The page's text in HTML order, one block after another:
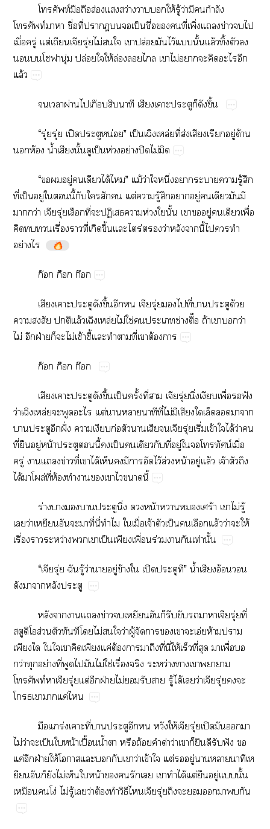
ท์​​​ส่​​ว่​​​ให้​ู้​ว่​​​ำ​
ท์​​​ื่​ี่​​​​ป็​ื่​​​ี่​ิ่​​ข่​​​
ื่​ู่​ต่ุ่​ไม่​​​​ปล่​​ไว้​​ั้​ล้​ิ้​​​
​​ุ่​ปล่​​ให้​ล่​​​​ไม่​​​​​​
ล้
​​ผ่​​​​​​​​​​ึ้
“​ุ่​ุ่​ปิ​​น่”​ป็ล่ี่​ส่​​​ู่​ด้​
​ห้​น้ำ​​ั้​​ป็​ห่​ย่​ปิ​ไม่​
“​​​ู่​​​ได้​”​ม้​ว่​​ึ่​​​​ู้​​
ี่​ป็​ู่​​​ี้​​​​​ต่​​ู้​​​ู่​​​​​
​ว่​ุ่​​ี่​​ป​​ห่​​ั้​​​ู่​​​ื่​
​​​ื่​​ี่​​ึ้​​ร่​ว่​​​ี้​​​​
ย่​
ก๊​ก๊​ก๊
​​​​ึ้​​​ุ่​​​ี่​​​ด้​
​​​ล้ล่ไม่​ใช่​​​ช่ื๊​ถ้​​​ว่​
ไม่​​ฝ่​​​ไม่​ซ้ี้​​​​ี่​​ต้​
ก๊​ก๊​ก๊
​​​​ึ้​ป็​ั้​ี่​​ุ่​ิ่​​ื่​​ฟั​
ว่ล่​​​ต่​​​​ี่​ไม่​​​​​​​​
​​​ฝั่​​​ก่​​​​ุ่​ิ่​ข้​​ได้​ว่​​
ี่​​ู่​น้​​​ี้​​ป็​​​​ี่​ู่​​​​น์​ื่​
ู่​​​ข่​ี่​​ได้​​​​​​ไว้​ล่​น้​ู่​ล้​จ้​​​
ได้​​ล่​ี่​ห้​​​​​​​ี้
ร่​​​​​ิ่​​น้​​​ร้​​ไม่​ู้​
​ว่​​​​​ี่​ี่​​​ื่​จ้​​ป็​​​ล้​ว่​​ให้​
ื่​​ว่​​​ป็​​ื่​ร่​​​ท่​ั้
“ุ่​​ู้​ว่​​ู่​ข้​​ปิ​​”​น้ำ​​อ้​​
​​​​
​​​​ข่​​​​​​​​​ุ่​ี่​
​ส่​​​​​ไม่​​​ว่​ู้​​​​​​อ่​ห้​​
​​​​​​​ค่​ต้​​​​ี่​ี่​ให้​​ี่​​​ื่​​
ว่​​ย่​ี่​​​​ไม่​ใช่​ื่​​ว่​​​​
ท์​ุ่​ต่​​ฝ่​ไม่​​​​ู้​ได้​​ว่ุ่​​​
​​​ค่​
​ร่​​ี่​​​​​​ให้ุ่​ปิ​​​​
ไม่​ว่​​ป็​​น้​ปื้​น้ำ​​​ถ้​​ด่​ว่​​​​​​ฟั​​
ค่​​ฝ่​ให้​​​​​​ว่​ข้​​ต่​​ู่​​​​​
​​​ไม่​​​น้​​​​​​​ได้​ต่​​ู่​​ั้​
​​โง่​ไม่​ู้​​ว่​ต้​​ิ​ุ่​​​​​​​